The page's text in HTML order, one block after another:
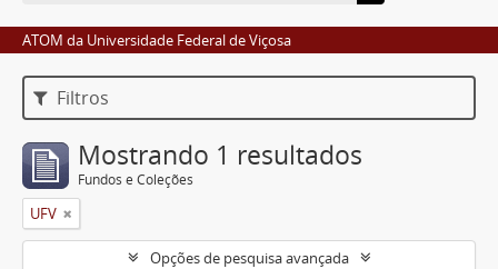
ATOM da Universidade Federal de Viçosa
Filtros
Mostrando 1 resultados
Fundos e Coleções
UFV
Opções de pesquisa avançada